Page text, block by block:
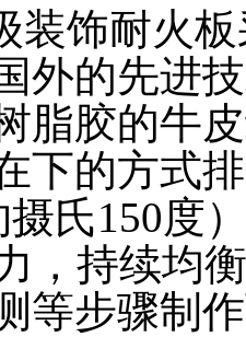
装饰耐火
外的先进
脂胶的牛
下的方式
摄氏150度
，持续均
等步骤制